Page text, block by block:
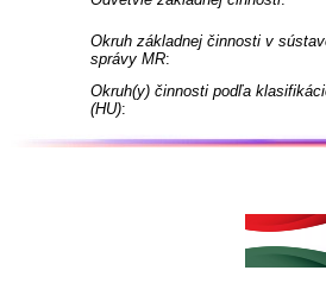
Okruh základnej činnosti v
správy MR:
Okruh(y) činnosti podľa
(HU):